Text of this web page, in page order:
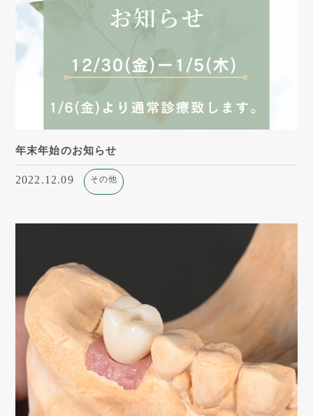
年末年始のお知らせ
2022.12.09 その他